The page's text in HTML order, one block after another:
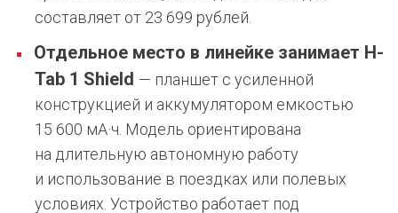
составляет от 23 699 рублей.
Отдельное место в линейке занимает H-
Tab 1 Shield — планшет с усиленной
конструкцией и аккумулятором емкостью
15 600 мА·ч. Модель ориентирована
на длительную автономную работу
и использование в поездках или полевых
условиях. Устройство работает под